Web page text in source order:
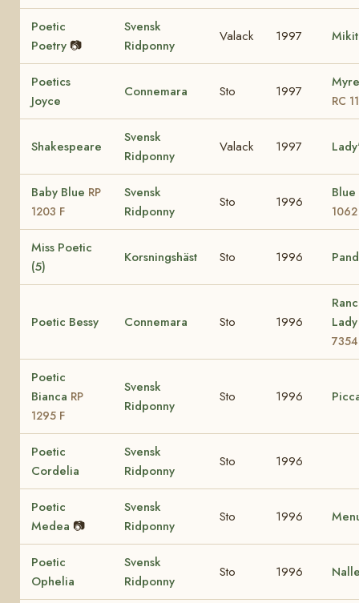
Poetic
Poetry 📷
Svensk
Ridponny
Valack 1997
Poetics
Joyce
Connemara Sto 1997
RC
Shakespeare
Svensk
Ridponny
Valack 1997
Baby Blue RP
1203 F
Svensk
Ridponny
Sto 1996
1062
Miss Poetic
(5)
Korsningshäst Sto 1996
Poetic Bessy Connemara Sto 1996
7354
Poetic
Bianca RP
1295 F
Svensk
Ridponny
Sto 1996
Poetic
Cordelia
Svensk
Ridponny
Sto 1996
Poetic
Medea 📷
Svensk
Ridponny
Sto 1996
Poetic
Ophelia
Svensk
Ridponny
Sto 1996